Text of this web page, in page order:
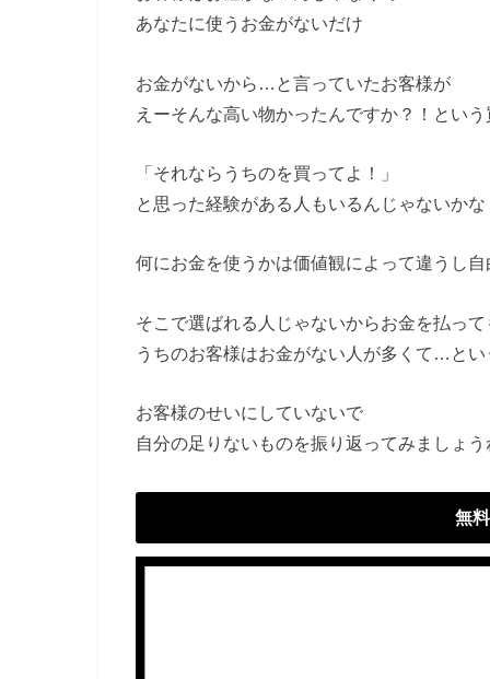
あなたに使うお金がないだけ
お金がないから…と言っていたお客様が
えーそんな高い物かったんですか？！とい
「それならうちのを買ってよ！」
と思った経験がある人もいるんじゃないかな
何にお金を使うかは価値観によって違うし
そこで選ばれる人じゃないからお金を払っ
うちのお客様はお金がない人が多くて…と
お客様のせいにしていないで
自分の足りないものを振り返ってみましょう
無